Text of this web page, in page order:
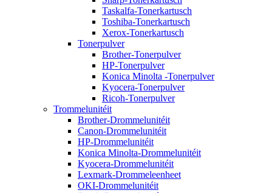
Taskalfa-Tonerkartusch
Toshiba-Tonerkartusch
Xerox-Tonerkartusch
Tonerpulver
Brother-Tonerpulver
HP-Tonerpulver
Konica Minolta -Tonerpulver
Kyocera-Tonerpulver
Ricoh-Tonerpulver
Trommelunitéit
Brother-Drommelunitéit
Canon-Drommelunitéit
HP-Drommelunitéit
Konica Minolta-Drommelunitéit
Kyocera-Drommelunitéit
Lexmark-Drommeleenheet
OKI-Drommelunitéit